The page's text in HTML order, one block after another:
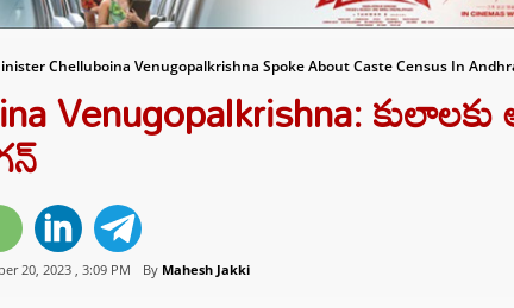
Chelluboina Venugopalkrishna Spoke About Caste Census In
Venugopalkrishna:
20, 2023 , 3:09 PM By Mahesh Jakki